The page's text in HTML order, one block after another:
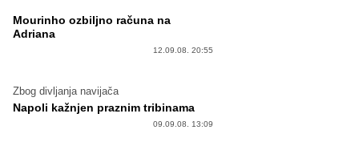
Mourinho ozbiljno računa na
Adriana
12.09.08. 20:55
Zbog divljanja navijača
Napoli kažnjen praznim tribinama
09.09.08. 13:09